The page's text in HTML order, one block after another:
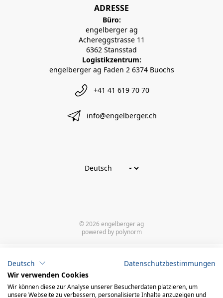
ADRESSE
Büro:
engelberger ag
Achereggstrasse 11
6362 Stansstad
Logistikzentrum:
engelberger ag Faden 2 6374 Buochs
+41 41 619 70 70
info@engelberger.ch
© 2026 engelberger ag
powered by polynorm
Deutsch
Datenschutzbestimmungen
Wir verwenden Cookies
Wir können diese zur Analyse unserer Besucherdaten platzieren, um
unsere Webseite zu verbessern, personalisierte Inhalte anzuzeigen und